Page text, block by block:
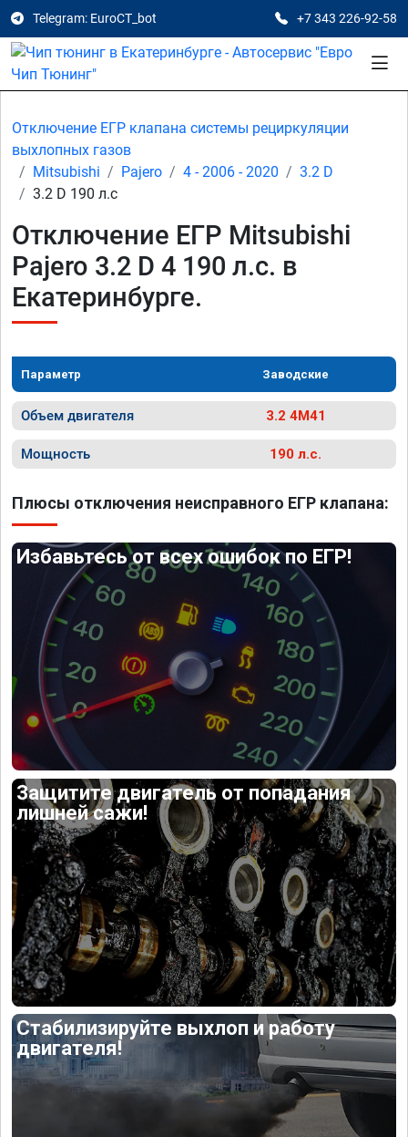
Telegram: EuroCT_bot +7 343 226-92-58
Отключение ЕГР клапана системы рециркуляции
выхлопных газов
Mitsubishi
Pajero 4 - 2006 - 2020
3.2 D
3.2 D 190 л.с
Отключение ЕГР Mitsubishi
Pajero 3.2 D 4 190 л.с. в
Екатеринбурге.
Параметр Заводские
Объем двигателя 3.2 4M41
Мощность 190 л.с.
Плюсы отключения неисправного ЕГР клапана:
Избавьтесь от всех ошибок по ЕГР!
Защитите двигатель от попадания
лишней сажи!
Стабилизируйте выхлоп и работу
двигателя!